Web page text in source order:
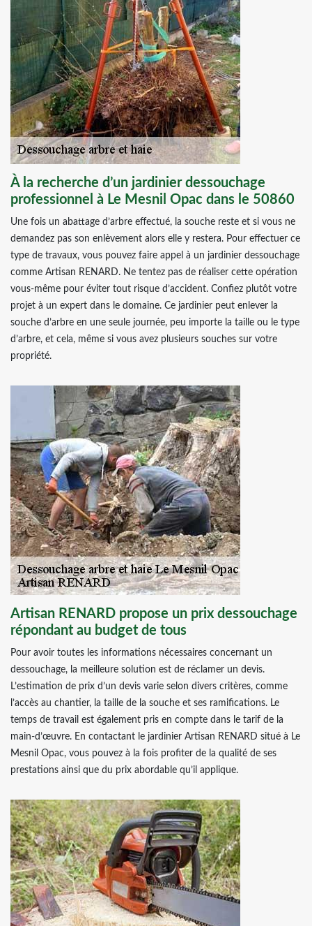
À la recherche d’un jardinier dessouchage
professionnel à Le Mesnil Opac dans le 50860
Une fois un abattage d’arbre effectué, la souche reste et si vous ne
demandez pas son enlèvement alors elle y restera. Pour effectuer ce
type de travaux, vous pouvez faire appel à un jardinier dessouchage
comme Artisan RENARD. Ne tentez pas de réaliser cette opération
vous-même pour éviter tout risque d’accident. Confiez plutôt votre
projet à un expert dans le domaine. Ce jardinier peut enlever la
souche d’arbre en une seule journée, peu importe la taille ou le type
d’arbre, et cela, même si vous avez plusieurs souches sur votre
propriété.
Artisan RENARD propose un prix dessouchage
répondant au budget de tous
Pour avoir toutes les informations nécessaires concernant un
dessouchage, la meilleure solution est de réclamer un devis.
L’estimation de prix d’un devis varie selon divers critères, comme
l’accès au chantier, la taille de la souche et ses ramifications. Le
temps de travail est également pris en compte dans le tarif de la
main-d’œuvre. En contactant le jardinier Artisan RENARD situé à Le
Mesnil Opac, vous pouvez à la fois profiter de la qualité de ses
prestations ainsi que du prix abordable qu’il applique.